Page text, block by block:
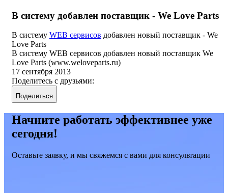
В систему добавлен поставщик - We Love Parts
В систему WEB сервисов добавлен новый поставщик - We
Love Parts
В систему WEB сервисов добавлен новый поставщик We
Love Parts (www.weloveparts.ru)
17 сентября 2013
Поделитесь с друзьями:
Поделиться
Начните работать эффективнее уже
сегодня!
Оставьте заявку, и мы свяжемся с вами для консультации